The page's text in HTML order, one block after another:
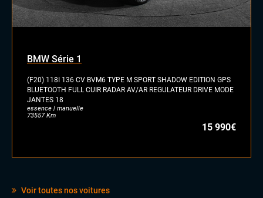
BMW Série 1
(F20) 118I 136 CV BVM6 TYPE M SPORT SHADOW EDITION GPS
BLUETOOTH FULL CUIR RADAR AV/AR REGULATEUR DRIVE MODE
JANTES 18
essence | manuelle
73557 Km
15 990€
Voir toutes nos voitures